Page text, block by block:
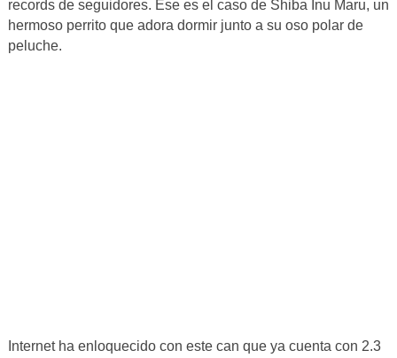
records de seguidores. Ese es el caso de Shiba Inu Maru, un
hermoso perrito que adora dormir junto a su oso polar de
peluche.
Internet ha enloquecido con este can que ya cuenta con 2.3